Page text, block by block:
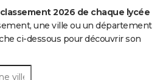
2026 de chaque lycée
une ville ou un département
ci-dessous pour découvrir son